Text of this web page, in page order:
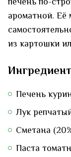
ароматной. Её
из картошки
Печень
Лук
Сметана
Паста